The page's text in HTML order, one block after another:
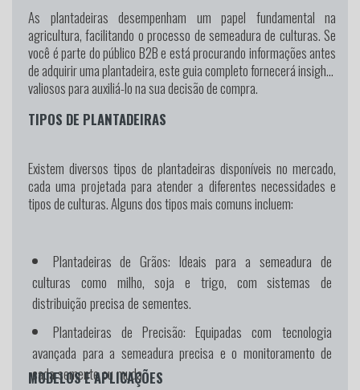
As plantadeiras desempenham um papel fundamental na
agricultura, facilitando o processo de semeadura de culturas. Se
você é parte do público B2B e está procurando informações antes
de adquirir uma plantadeira, este guia completo fornecerá insights
valiosos para auxiliá-lo na sua decisão de compra.
TIPOS DE PLANTADEIRAS
Existem diversos tipos de plantadeiras disponíveis no mercado,
cada uma projetada para atender a diferentes necessidades e
tipos de culturas. Alguns dos tipos mais comuns incluem:
Plantadeiras de Grãos: Ideais para a semeadura de
culturas como milho, soja e trigo, com sistemas de
distribuição precisa de sementes.
Plantadeiras de Precisão: Equipadas com tecnologia
avançada para a semeadura precisa e o monitoramento de
cada semente ou muda.
MODELOS E APLICAÇÕES